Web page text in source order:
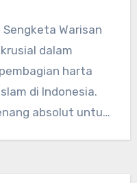
Warisan
dalam
harta
di Indonesia.
absolut untuk